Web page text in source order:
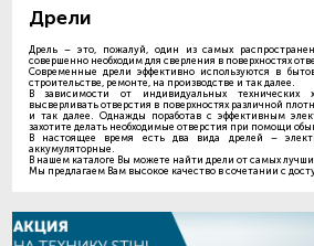
Дрели
Дрель – это, пожалуй, один из самых
совершенно необходим для сверления в поверхностях
Современные дрели эффективно используются в
строительстве, ремонте, на производстве и так далее.
В зависимости от индивидуальных технических
высверливать отверстия в поверхностях различной
и так далее. Однажды поработав с эффективным
захотите делать необходимые отверстия при помощи
В настоящее время есть два вида дрелей –
аккумуляторные.
В нашем каталоге Вы можете найти дрели от самых
Мы предлагаем Вам высокое качество в сочетании с